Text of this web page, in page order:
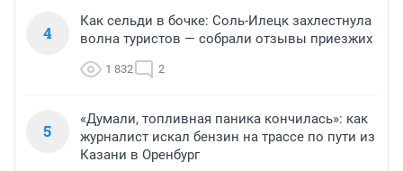
4
Как сельди в бочке: Соль-Илецк захлестнула
волна туристов — собрали отзывы приезжих
1 832 2
5
«Думали, топливная паника кончилась»: как
журналист искал бензин на трассе по пути из
Казани в Оренбург